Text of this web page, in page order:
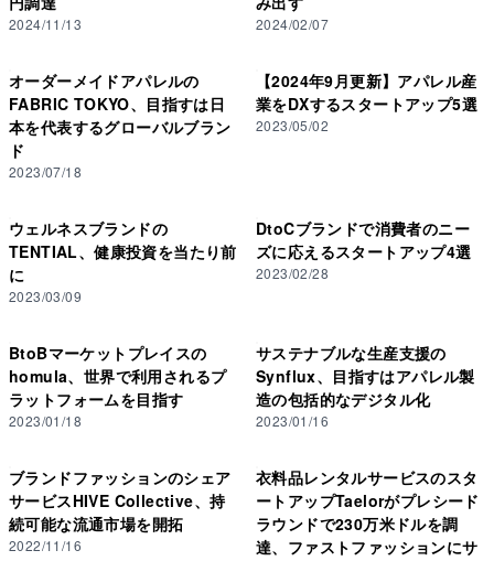
2024/11/13 2024/02/07
オーダーメイドアパレルの
FABRIC TOKYO、目指すは日
本を代表するグローバルブラン
ド
2023/07/18
【2024年9月更新】アパレル産
業をDXするスタートアップ5選
2023/05/02
ウェルネスブランドの
TENTIAL、健康投資を当たり前
に
2023/03/09
DtoCブランドで消費者のニー
ズに応えるスタートアップ4選
2023/02/28
BtoBマーケットプレイスの
homula、世界で利用されるプ
ラットフォームを目指す
2023/01/18
サステナブルな生産支援の
Synflux、目指すはアパレル製
造の包括的なデジタル化
2023/01/16
ブランドファッションのシェア
サービスHIVE Collective、持
続可能な流通市場を開拓
2022/11/16
衣料品レンタルサービスのスタ
ートアップTaelorがプレシード
ラウンドで230万米ドルを調
達、ファストファッションにサ